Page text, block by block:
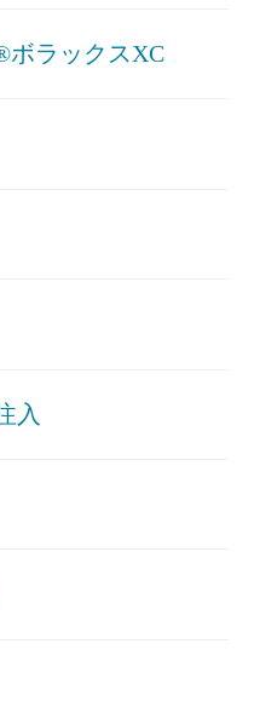
ボラックスXC
入